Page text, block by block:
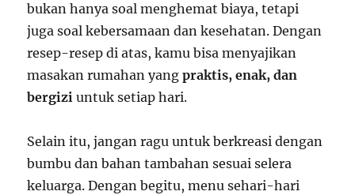
bukan hanya soal menghemat biaya, tetapi
juga soal kebersamaan dan kesehatan. Dengan
resep-resep di atas, kamu bisa menyajikan
masakan rumahan yangpraktis, enak, dan
bergizi untuk setiap hari.
Selain itu, jangan ragu untuk berkreasi dengan
bumbu dan bahan tambahan sesuai selera
keluarga. Dengan begitu, menu sehari-hari